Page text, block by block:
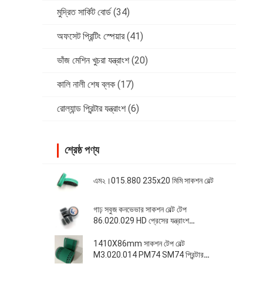
মুদ্রিত সার্কিট বোর্ড (34)
অফসেট প্রিন্টিং স্পেয়ার (41)
ভাঁজ মেশিন খুচরা যন্ত্রাংশ (20)
কালি নালী শেষ ব্লক (17)
রোল্যান্ড প্রিন্টার যন্ত্রাংশ (6)
শ্রেষ্ঠ পণ্য
এম২।015.880 235x20 মিমি সাকশন বেল্ট
গাঢ় সবুজ কনভেভার সাকশন বেল্ট টেপ
86.020.029 HD প্রেসের যন্ত্রাংশ
1410X86mm সাকশন টেপ বেল্ট
M3.020.014 PM74 SM74 প্রিন্টার